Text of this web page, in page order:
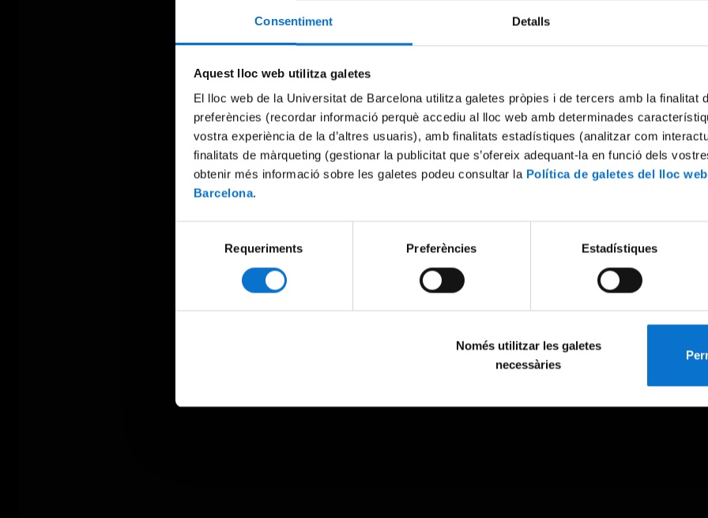
Consentiment Detalls
Aquest lloc web utilitza galetes
El lloc web de la Universitat de Barcelona utilitza galetes pròpies i de tercers amb la finalitat
preferències (recordar informació perquè accediu al lloc web amb determinades
vostra experiència de la d’altres usuaris), amb finalitats estadístiques (analitzar com
finalitats de màrqueting (gestionar la publicitat que s’ofereix adequant-la en funció dels
obtenir més informació sobre les galetes podeu consultar la Política de galetes del lloc
Barcelona.
Requeriments Preferències Estadístiques
Només utilitzar les galetes
necessàries